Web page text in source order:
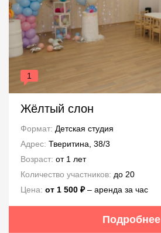
1
Жёлтый слон
Формат: Детская студия
Адрес: Тверитина, 38/3
Возраст: от 1 лет
Количество участников: до 20
Цена: от 1 500 ₽– аренда за час
Подробнее